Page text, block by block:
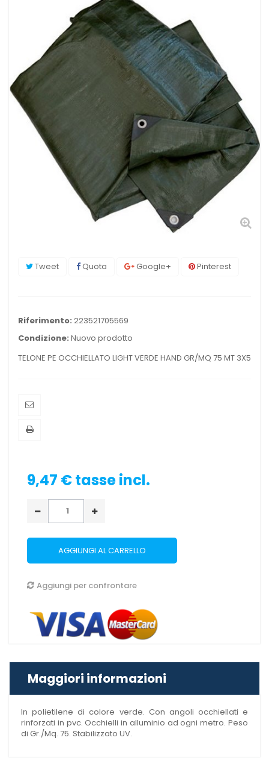
Tweet Quota Google+ Pinterest
Riferimento: 223521705569
Condizione: Nuovo prodotto
TELONE PE OCCHIELLATO LIGHT VERDE HAND GR/MQ 75 MT 3X5
9,47 €tasse incl.
AGGIUNGI AL CARRELLO
Aggiungi per confrontare
Maggiori informazioni
In polietilene di colore verde. Con angoli occhiellati e
rinforzati in pvc. Occhielli in alluminio ad ogni metro. Peso
di Gr./Mq. 75. Stabilizzato UV.